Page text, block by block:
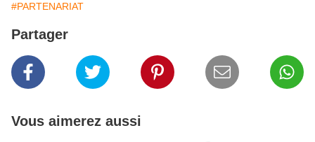
#PARTENARIAT
Partager
Vous aimerez aussi